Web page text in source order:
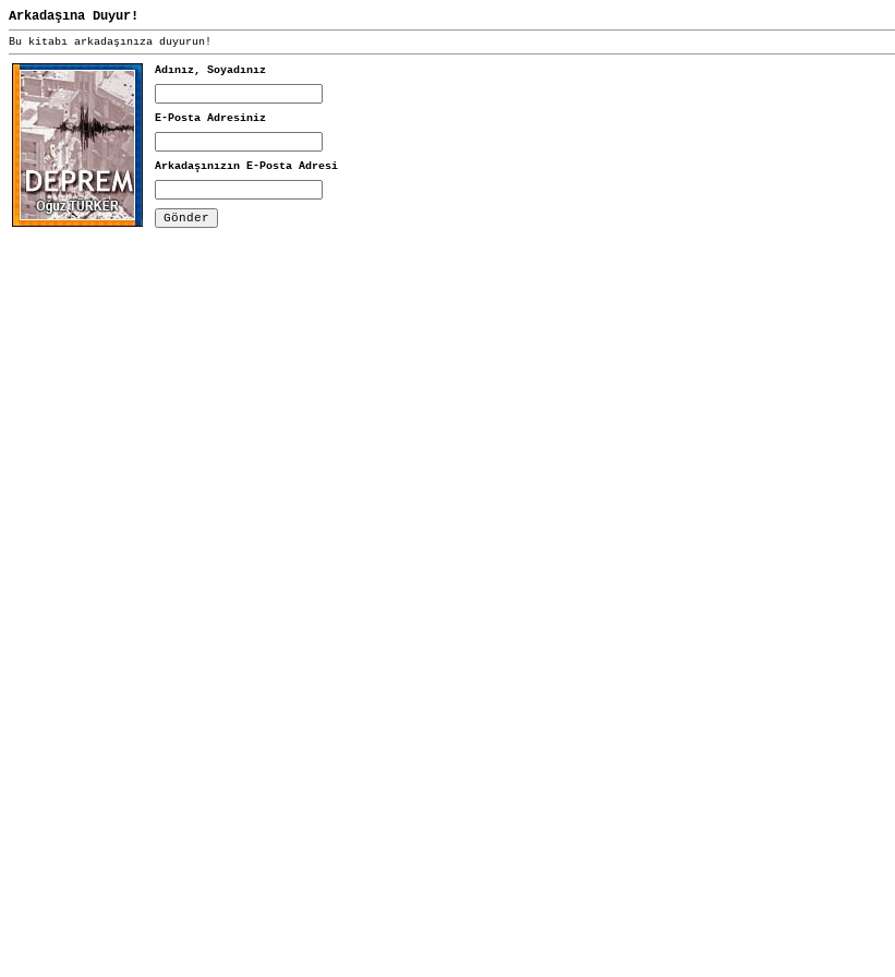
Arkadaşına Duyur!
Bu kitabı arkadaşınıza duyurun!
Adınız, Soyadınız
E-Posta Adresiniz
Arkadaşınızın E-Posta Adresi